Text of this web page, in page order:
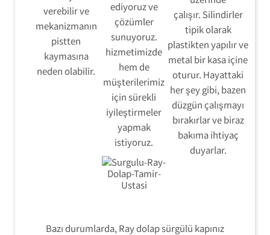
verebilir ve
mekanizmanın
pistten
kaymasına
neden olabilir.
ediyoruz ve
çözümler
sunuyoruz.
hizmetimizde
hem de
müşterilerimiz
için sürekli
iyileştirmeler
yapmak
istiyoruz.
çalışır. Silindirler
tipik olarak
plastikten yapılır ve
metal bir kasa içine
oturur. Hayattaki
her şey gibi, bazen
düzgün çalışmayı
bırakırlar ve biraz
bakıma ihtiyaç
duyarlar.
Bazı durumlarda, Ray dolap sürgülü kapınız